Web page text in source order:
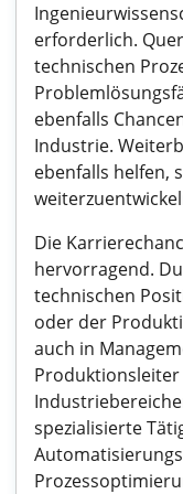
erforderlich.
technischen
ebenfalls
Industrie.
ebenfalls helfen,
Die
hervorragend.
technischen
oder der
auch in
spezialisierte